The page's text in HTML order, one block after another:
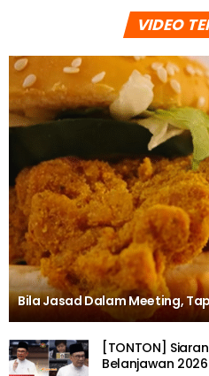
VIDEO
Bila Jasad Dalam Meeting,
[TONTON]
Belanjawan